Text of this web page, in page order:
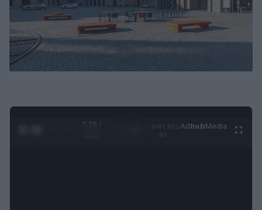
0:29 /
AdhubMedia